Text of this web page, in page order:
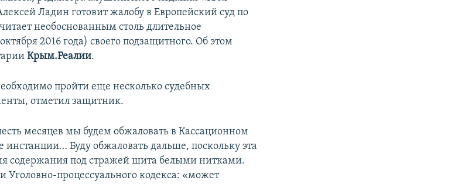
Ладин готовит жалобу в Европейский суд по
необоснованным столь длительное
2016 года) своего подзащитного. Об этом
Крым.Реалии.
пройти еще несколько судебных
отметил защитник.
месяцев мы будем обжаловать в Кассационном
инстанции… Буду обжаловать дальше, поскольку эта
содержания под стражей шита белыми нитками.
Уголовно-процессуального кодекса: «может